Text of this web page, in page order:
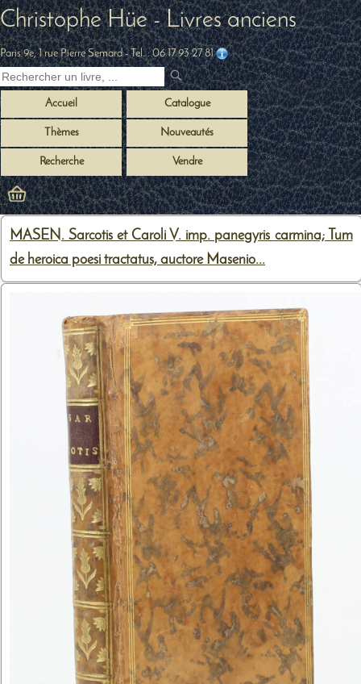
Christophe Hüe - Livres anciens
Paris 9e, 1 rue Pierre Semard- Tel. :06 17 93 27 81
Accueil Catalogue
Thèmes Nouveautés
Recherche Vendre
MASEN. Sarcotis et Caroli V. imp. panegyris carmina; Tum
de heroica poesi tractatus, auctore Masenio...